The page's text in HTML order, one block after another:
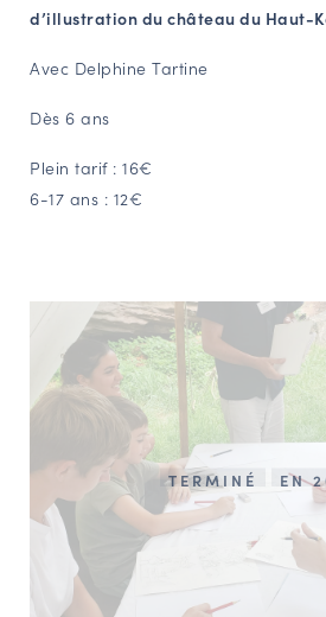
d’illustration du château du Haut-
Avec Delphine Tartine
Dès 6 ans
Plein tarif : 16€
6-17 ans : 12€
TERMINÉ EN